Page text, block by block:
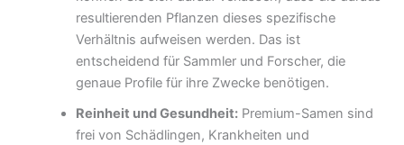
resultierenden Pflanzen dieses spezifische
Verhältnis aufweisen werden. Das ist
entscheidend für Sammler und Forscher, die
genaue Profile für ihre Zwecke benötigen.
Reinheit und Gesundheit:Premium-Samen sind
frei von Schädlingen, Krankheiten und